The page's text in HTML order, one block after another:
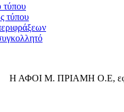
τύπου
τύπου
Η ΑΦΟΙ Μ. ΠΡΙΑΜΗ Ο.Ε,